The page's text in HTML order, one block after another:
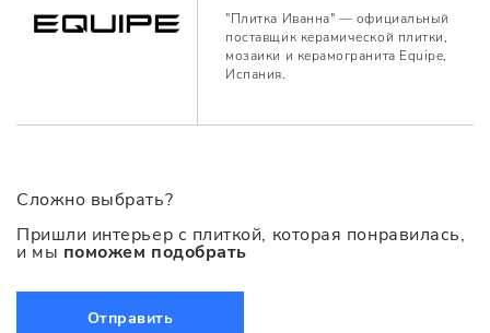
"Плитка Иванна" — официальный
поставщик керамической плитки,
мозаики и керамогранита Equipe,
Испания.
Сложно выбрать?
Пришли интерьер с плиткой, которая понравилась,
и мы поможем подобрать
Отправить